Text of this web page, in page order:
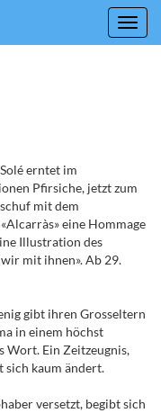
erntet im
Pfirsiche, jetzt zum
mit dem
eine Hommage
Illustration des
mit ihnen». Ab 29.
gibt ihren Grosseltern
in einem höchst
Ein Zeitzeugnis,
sich kaum ändert.
versetzt, begibt sich